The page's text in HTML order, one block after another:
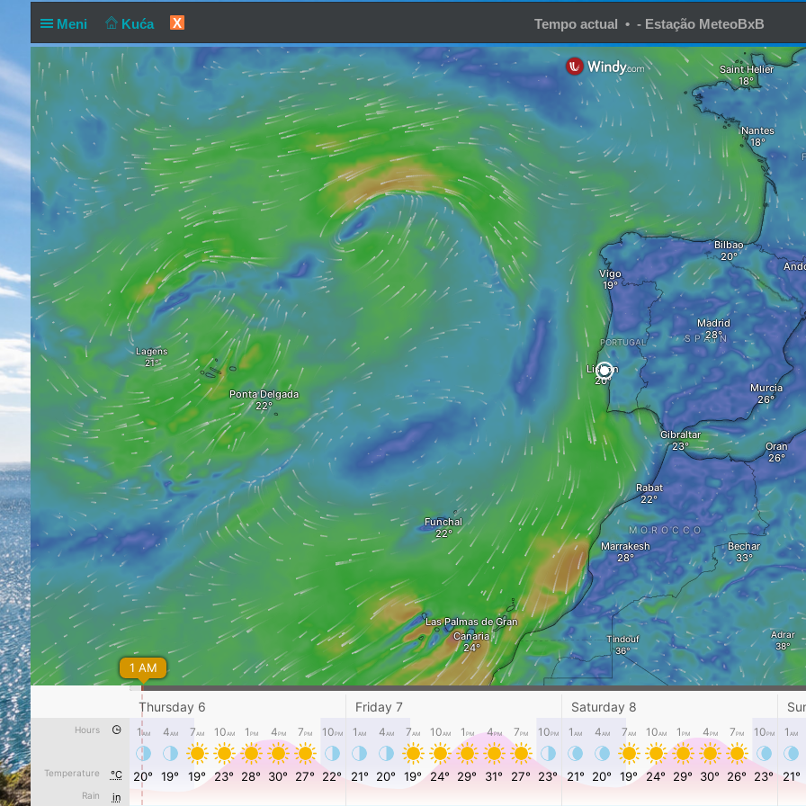
Meni Kuća X Tempo actual • - Estação MeteoBxB